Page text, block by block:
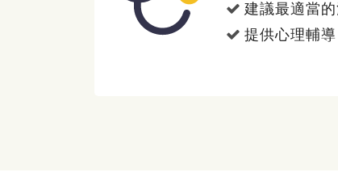
建議最適當
提供心理輔導